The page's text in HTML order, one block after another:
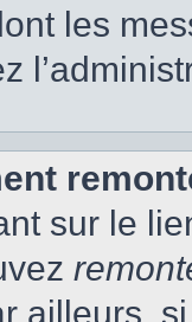
les
sur le
ailleurs,